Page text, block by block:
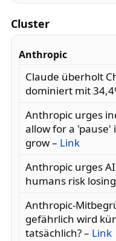
Cluster
Anthropic
Claude überholt
dominiert mit
Anthropic urges
allow for a 'pause'
grow – Link
Anthropic urges
humans risk
Anthropic-
gefährlich wird
tatsächlich? – Link